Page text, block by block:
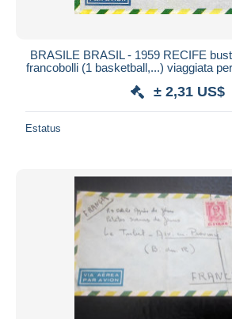
BRASILE BRASIL - 1959 RECIFE
francobolli (1 basketball,...) viaggiata
± 2,31 US$
Estatus